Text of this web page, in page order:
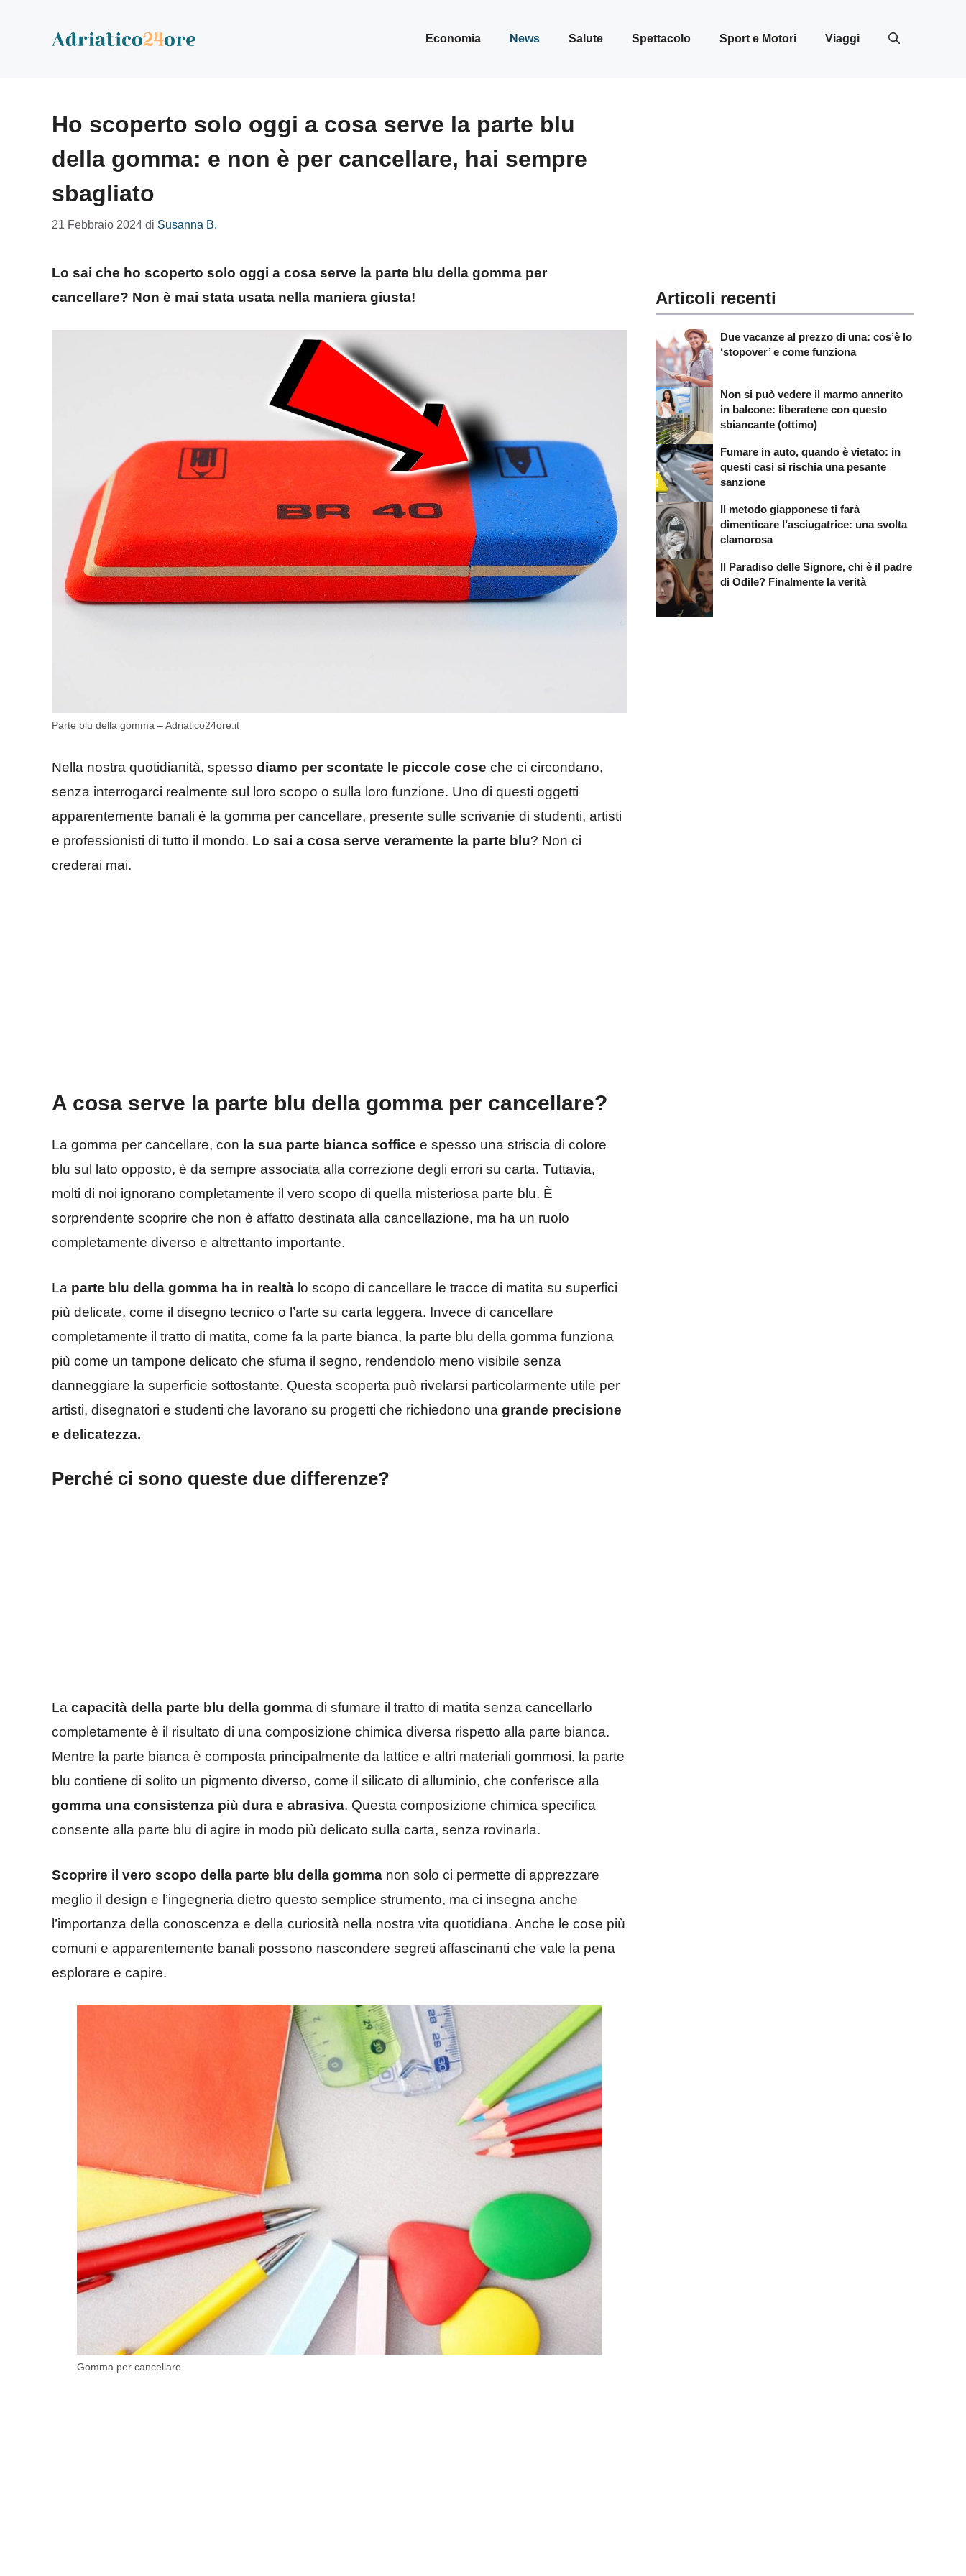
Economia News Salute Spettacolo Sport e Motori Viaggi
Ho scoperto solo oggi a cosa serve la parte blu
della gomma: e non è per cancellare, hai sempre
sbagliato
21 Febbraio 2024 di Susanna B.
Lo sai che ho scoperto solo oggi a cosa serve la parte blu della gomma per
cancellare? Non è mai stata usata nella maniera giusta!
Parte blu della gomma – Adriatico24ore.it
Nella nostra quotidianità, spesso diamo per scontate le piccole cose che ci circondano,
senza interrogarci realmente sul loro scopo o sulla loro funzione. Uno di questi oggetti
apparentemente banali è la gomma per cancellare, presente sulle scrivanie di studenti, artisti
e professionisti di tutto il mondo. Lo sai a cosa serve veramente la parte blu? Non ci
crederai mai.
A cosa serve la parte blu della gomma per cancellare?
La gomma per cancellare, con la sua parte bianca soffice e spesso una striscia di colore
blu sul lato opposto, è da sempre associata alla correzione degli errori su carta. Tuttavia,
molti di noi ignorano completamente il vero scopo di quella misteriosa parte blu. È
sorprendente scoprire che non è affatto destinata alla cancellazione, ma ha un ruolo
completamente diverso e altrettanto importante.
La parte blu della gomma ha in realtà lo scopo di cancellare le tracce di matita su superfici
più delicate, come il disegno tecnico o l’arte su carta leggera. Invece di cancellare
completamente il tratto di matita, come fa la parte bianca, la parte blu della gomma funziona
più come un tampone delicato che sfuma il segno, rendendolo meno visibile senza
danneggiare la superficie sottostante. Questa scoperta può rivelarsi particolarmente utile per
artisti, disegnatori e studenti che lavorano su progetti che richiedono una grande precisione
e delicatezza.
Perché ci sono queste due differenze?
La capacità della parte blu della gomma di sfumare il tratto di matita senza cancellarlo
completamente è il risultato di una composizione chimica diversa rispetto alla parte bianca.
Mentre la parte bianca è composta principalmente da lattice e altri materiali gommosi, la parte
blu contiene di solito un pigmento diverso, come il silicato di alluminio, che conferisce alla
gomma una consistenza più dura e abrasiva. Questa composizione chimica specifica
consente alla parte blu di agire in modo più delicato sulla carta, senza rovinarla.
Scoprire il vero scopo della parte blu della gomma non solo ci permette di apprezzare
meglio il design e l’ingegneria dietro questo semplice strumento, ma ci insegna anche
l’importanza della conoscenza e della curiosità nella nostra vita quotidiana. Anche le cose più
comuni e apparentemente banali possono nascondere segreti affascinanti che vale la pena
esplorare e capire.
Gomma per cancellare
Articoli recenti
Due vacanze al prezzo di una: cos’è lo
‘stopover’ e come funziona
Non si può vedere il marmo annerito
in balcone: liberatene con questo
sbiancante (ottimo)
Fumare in auto, quando è vietato: in
questi casi si rischia una pesante
sanzione
Il metodo giapponese ti farà
dimenticare l’asciugatrice: una svolta
clamorosa
Il Paradiso delle Signore, chi è il padre
di Odile? Finalmente la verità